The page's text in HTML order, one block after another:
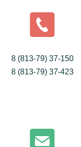
8 (813-79) 37-150
8 (813-79) 37-423